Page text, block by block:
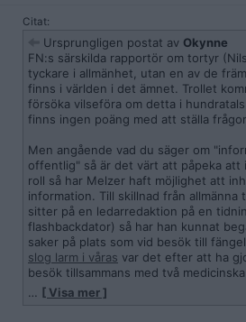
Citat:
Ursprungligen postat av Okynne
FN:s särskilda rapportör om tortyr
tyckare i allmänhet, utan en av de
finns i världen i det ämnet. Trollet
försöka vilseföra om detta i
finns ingen poäng med att ställa
Men angående vad du säger om
offentlig" så är det värt att påpeka att
roll så har Melzer haft möjlighet att
information. Till skillnad från allmänna
sitter på en ledarredaktion på en
flashbackdator) så har han kunnat
saker på plats som vid besök till
slog larm i våras var det efter att ha
besök tillsammans med två
Nu har förresten Sverige nyligen
… [ Visa mer ]